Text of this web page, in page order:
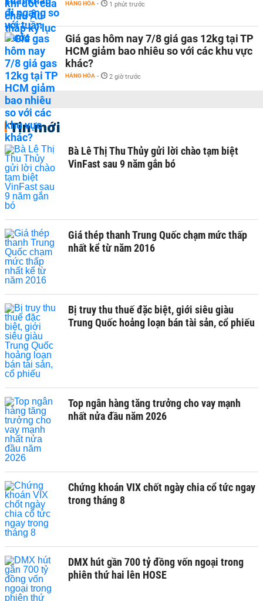
HÀNG HÓA - 1 phút trước
Giá gas hôm nay 7/8 giá gas 12kg tại TP
HCM giảm bao nhiêu so với các khu vực
khác?
HÀNG HÓA - 2 giờ trước
Tin mới
Bà Lê Thị Thu Thủy gửi lời chào tạm biệt
VinFast sau 9 năm gắn bó
Giá thép thanh Trung Quốc chạm mức thấp
nhất kể từ năm 2016
Bị truy thu thuế đặc biệt, giới siêu giàu
Trung Quốc hoảng loạn bán tài sản, cổ phiếu
Top ngân hàng tăng trưởng cho vay mạnh
nhất nửa đầu năm 2026
Chứng khoán VIX chốt ngày chia cổ tức ngay
trong tháng 8
DMX hút gần 700 tỷ đồng vốn ngoại trong
phiên thứ hai lên HOSE